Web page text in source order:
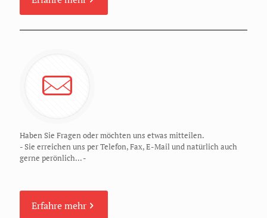
Haben Sie Fragen oder möchten uns etwas mitteilen.
- Sie erreichen uns per Telefon, Fax, E-Mail und natürlich auch
gerne perönlich... -
Erfahre mehr